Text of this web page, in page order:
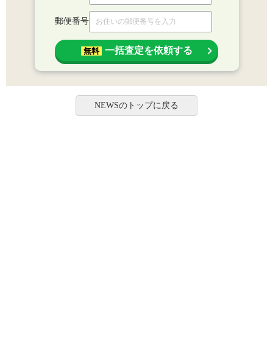
郵便番号
無料 一括査定を依頼する
NEWSのトップに戻る